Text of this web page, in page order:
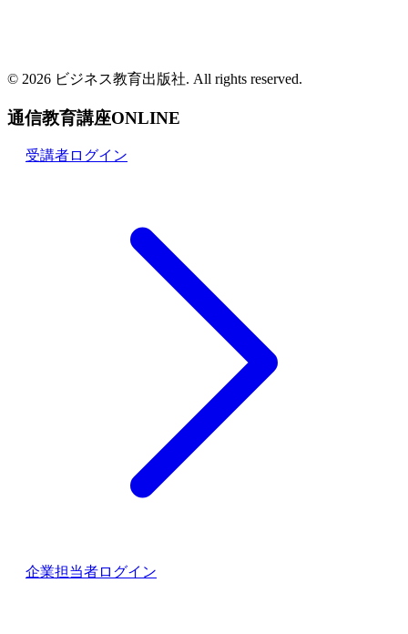
© 2026 ビジネス教育出版社. All rights reserved.
通信教育講座ONLINE
受講者ログイン
企業担当者ログイン